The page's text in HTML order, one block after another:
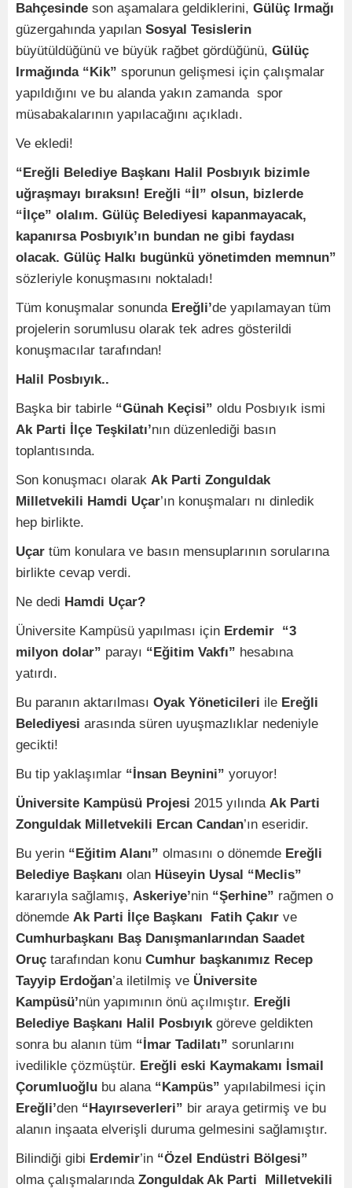
Bahçesinde son aşamalara geldiklerini, Gülüç Irmağı
güzergahında yapılan Sosyal Tesislerin
büyütüldüğünü ve büyük rağbet gördüğünü, Gülüç
Irmağında “Kik” sporunun gelişmesi için çalışmalar
yapıldığını ve bu alanda yakın zamanda spor
müsabakalarının yapılacağını açıkladı.
Ve ekledi!
“Ereğli Belediye Başkanı Halil Posbıyık bizimle
uğraşmayı bıraksın! Ereğli “İl” olsun, bizlerde
“İlçe” olalım. Gülüç Belediyesi kapanmayacak,
kapanırsa Posbıyık’ın bundan ne gibi faydası
olacak. Gülüç Halkı bugünkü yönetimden memnun”
sözleriyle konuşmasını noktaladı!
Tüm konuşmalar sonunda Ereğli’de yapılamayan tüm
projelerin sorumlusu olarak tek adres gösterildi
konuşmacılar tarafından!
Halil Posbıyık..
Başka bir tabirle “Günah Keçisi” oldu Posbıyık ismi
Ak Parti İlçe Teşkilatı’nın düzenlediği basın
toplantısında.
Son konuşmacı olarak Ak Parti Zonguldak
Milletvekili Hamdi Uçar’ın konuşmaları nı dinledik
hep birlikte.
Uçar tüm konulara ve basın mensuplarının sorularına
birlikte cevap verdi.
Ne dedi Hamdi Uçar?
Üniversite Kampüsü yapılması için Erdemir “3
milyon dolar” parayı “Eğitim Vakfı” hesabına
yatırdı.
Bu paranın aktarılması Oyak Yöneticileri ile Ereğli
Belediyesi arasında süren uyuşmazlıklar nedeniyle
gecikti!
Bu tip yaklaşımlar “İnsan Beynini” yoruyor!
Üniversite Kampüsü Projesi 2015 yılında Ak Parti
Zonguldak Milletvekili Ercan Candan’ın eseridir.
Bu yerin “Eğitim Alanı” olmasını o dönemde Ereğli
Belediye Başkanı olan Hüseyin Uysal “Meclis”
kararıyla sağlamış, Askeriye’nin “Şerhine” rağmen o
dönemde Ak Parti İlçe Başkanı Fatih Çakır ve
Cumhurbaşkanı Baş Danışmanlarından Saadet
Oruç tarafından konu Cumhur başkanımız Recep
Tayyip Erdoğan’a iletilmiş ve Üniversite
Kampüsü’nün yapımının önü açılmıştır. Ereğli
Belediye Başkanı Halil Posbıyıkgöreve geldikten
sonra bu alanın tüm “İmar Tadilatı” sorunlarını
ivedilikle çözmüştür. Ereğli eski Kaymakamı İsmail
Çorumluoğlu bu alana “Kampüs” yapılabilmesi için
Ereğli’den “Hayırseverleri” bir araya getirmiş ve bu
alanın inşaata elverişli duruma gelmesini sağlamıştır.
Bilindiği gibi Erdemir’in “Özel Endüstri Bölgesi”
olma çalışmalarında Zonguldak Ak Parti Milletvekili